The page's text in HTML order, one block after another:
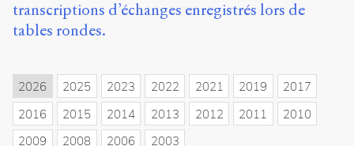
propos
du
En
ligne
transcriptions d’échanges enregistrés lors de
tables rondes.
2026 2025 2023 2022 2021 2019
2017
2016
2015 2014 2013 2012 2011
2010
2009
2008 2006 2003